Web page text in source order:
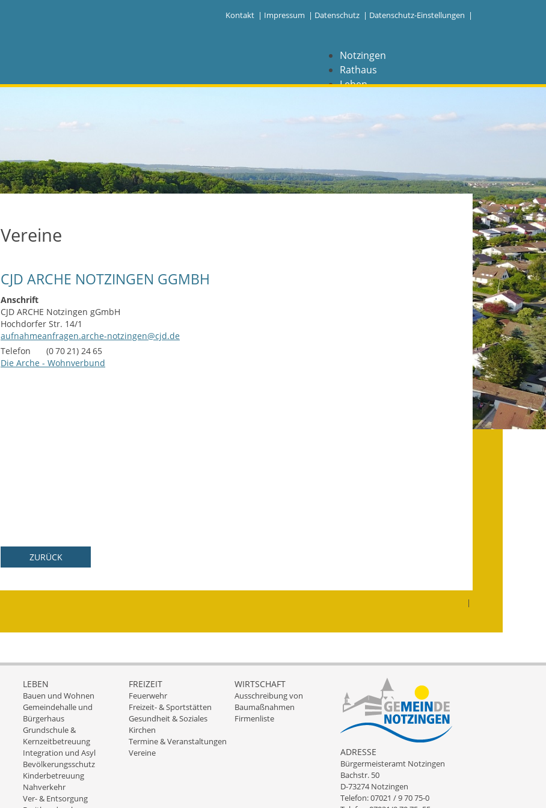
Kontakt | Impressum | Datenschutz | Datenschutz-Einstellungen |
Notzingen
Rathaus
Leben
Wirtschaft
Notzingen
Notfallplanung
Ortsplan
Schadensmeldung
Straßenbau
Landesstraße
Kreisstraße
Umleitungsplan
Vereine
CJD ARCHE NOTZINGEN GGMBH
Anschrift
CJD ARCHE Notzingen gGmbH
Hochdorfer Str. 14/1
aufnahmeanfragen.arche-notzingen@cjd.de
Telefon
(07021) 2465
Die Arche - Wohnverbund
ZURÜCK
|
LEBEN
Bauen und Wohnen
Gemeindehalle und
Bürgerhaus
Grundschule &
Kernzeitbetreuung
Integration und Asyl
Bevölkerungsschutz
Kinderbetreuung
Nahverkehr
Ver- & Entsorgung
FREIZEIT
Feuerwehr
Freizeit- & Sportstätten
Gesundheit & Soziales
Kirchen
Termine & Veranstaltungen
Vereine
WIRTSCHAFT
Ausschreibung von
Baumaßnahmen
Firmenliste
ADRESSE
Bürgermeisteramt Notzingen
Bachstr. 50
D-73274 Notzingen
Telefon: 07021 / 9 70 75-0